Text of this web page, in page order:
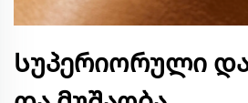
Სუპერიორული